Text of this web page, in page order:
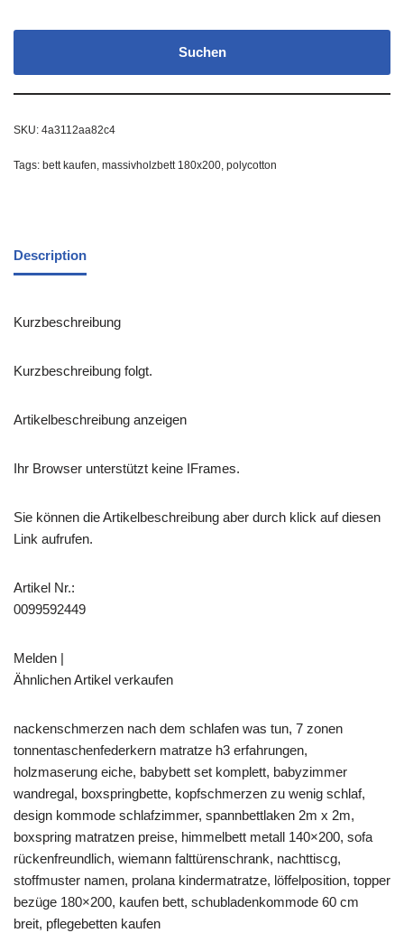
Suchen
SKU: 4a3112aa82c4
Tags: bett kaufen, massivholzbett 180x200, polycotton
Description
Kurzbeschreibung
Kurzbeschreibung folgt.
Artikelbeschreibung anzeigen
Ihr Browser unterstützt keine IFrames.
Sie können die Artikelbeschreibung aber durch klick auf diesen
Link aufrufen.
Artikel Nr.:
0099592449
Melden |
Ähnlichen Artikel verkaufen
nackenschmerzen nach dem schlafen was tun, 7 zonen
tonnentaschenfederkern matratze h3 erfahrungen,
holzmaserung eiche, babybett set komplett, babyzimmer
wandregal, boxspringbette, kopfschmerzen zu wenig schlaf,
design kommode schlafzimmer, spannbettlaken 2m x 2m,
boxspring matratzen preise, himmelbett metall 140×200, sofa
rückenfreundlich, wiemann falttürenschrank, nachttiscg,
stoffmuster namen, prolana kindermatratze, löffelposition, topper
bezüge 180×200, kaufen bett, schubladenkommode 60 cm
breit, pflegebetten kaufen